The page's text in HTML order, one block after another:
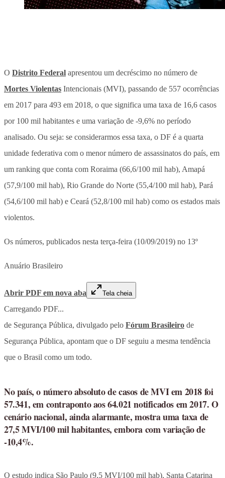
O Distrito Federal apresentou um decréscimo no número de
Mortes Violentas Intencionais (MVI), passando de 557 ocorrências
em 2017 para 493 em 2018, o que significa uma taxa de 16,6 casos
por 100 mil habitantes e uma variação de -9,6% no período
analisado. Ou seja: se considerarmos essa taxa, o DF é a quarta
unidade federativa com o menor número de assassinatos do país, em
um ranking que conta com Roraima (66,6/100 mil hab), Amapá
(57,9/100 mil hab), Rio Grande do Norte (55,4/100 mil hab), Pará
(54,6/100 mil hab) e Ceará (52,8/100 mil hab) como os estados mais
violentos.
Os números, publicados nesta terça-feira (10/09/2019) no 13º
Anuário Brasileiro
Abrir PDF em nova aba Tela cheia
Carregando PDF...
de Segurança Pública, divulgado pelo Fórum Brasileiro de
Segurança Pública, apontam que o DF seguiu a mesma tendência
que o Brasil como um todo.
No país, o número absoluto de casos de MVI em 2018 foi
57.341, em contraponto aos 64.021 notificados em 2017. O
cenário nacional, ainda alarmante, mostra uma taxa de
27,5 MVI/100 mil habitantes, embora com variação de
-10,4%.
O estudo indica São Paulo (9,5 MVI/100 mil hab), Santa Catarina